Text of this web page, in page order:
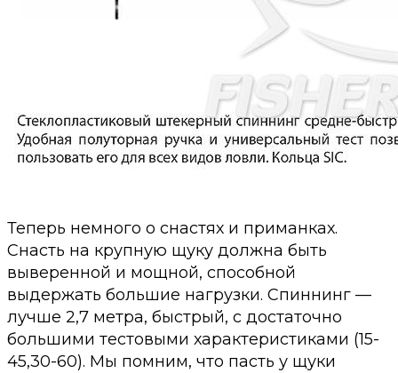
Теперь немного о снастях и приманках.
Снасть на крупную щуку должна быть
выверенной и мощной, способной
выдержать большие нагрузки. Спиннинг —
лучше 2,7 метра, быстрый, с достаточно
большими тестовыми характеристиками (15-
45,30-60). Мы помним, что пасть у щуки